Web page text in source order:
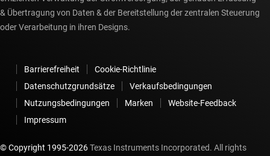
& Übertragung von Daten & der Bereitstellung der zentralen Steuerung
oder Verarbeitung in ihren Designs.
Barrierefreiheit
Cookie-Richtlinie
Datenschutzgrundsätze
Verkaufsbedingungen
Nutzungsbedingungen
Marken
Website-Feedback
Impressum
© Copyright 1995-2026Texas Instruments Incorporated. All rights